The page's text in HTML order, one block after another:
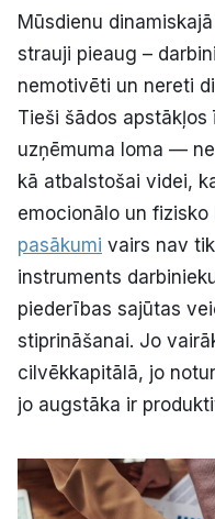
Politiskā
Par
Ziņo
E-avīze
Mūsdienu
strauji pieaug –
nemotivēti un nereti
Tieši šādos
uzņēmuma loma —
kā atbalstošai videi,
emocionālo un fizisko
pasākumi vairs nav
instruments
piederības sajūtas
stiprināšanai. Jo
cilvēkkapitālā, jo
jo augstāka ir